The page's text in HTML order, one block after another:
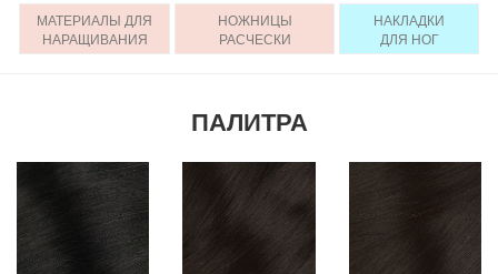
МАТЕРИАЛЫ ДЛЯ
НАРАЩИВАНИЯ
НОЖНИЦЫ
РАСЧЕСКИ
НАКЛАДКИ
ДЛЯ НОГ
ПАЛИТРА